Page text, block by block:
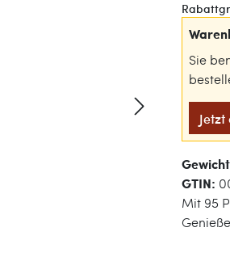
Sie
GTIN:
Mit 95